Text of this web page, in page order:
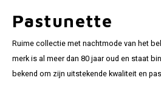
Pastunette
Ruime collectie met nachtmode van het
merk is al meer dan 80 jaar oud en staat
bekend om zijn uitstekende kwaliteit en